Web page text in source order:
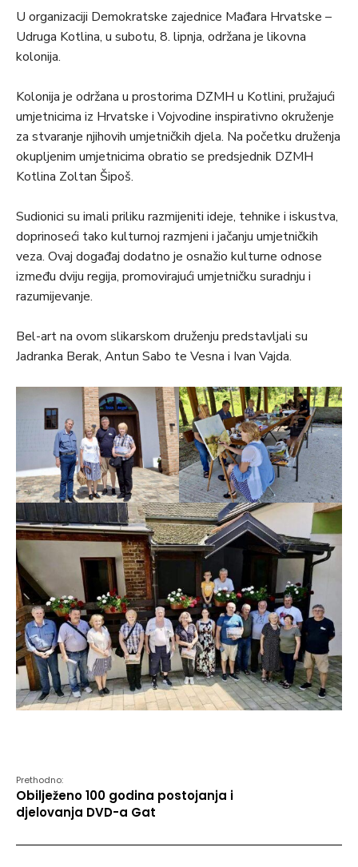
U organizaciji Demokratske zajednice Mađara Hrvatske –
Udruga Kotlina, u subotu, 8. lipnja, održana je likovna
kolonija.
Kolonija je održana u prostorima DZMH u Kotlini, pružajući
umjetnicima iz Hrvatske i Vojvodine inspirativno okruženje
za stvaranje njihovih umjetničkih djela. Na početku druženja
okupljenim umjetnicima obratio se predsjednik DZMH
Kotlina Zoltan Šipoš.
Sudionici su imali priliku razmijeniti ideje, tehnike i iskustva,
doprinoseći tako kulturnoj razmjeni i jačanju umjetničkih
veza. Ovaj događaj dodatno je osnažio kulturne odnose
između dviju regija, promovirajući umjetničku suradnju i
razumijevanje.
Bel-art na ovom slikarskom druženju predstavljali su
Jadranka Berak, Antun Sabo te Vesna i Ivan Vajda.
Prethodno:
Obilježeno 100 godina postojanja i
djelovanja DVD-a Gat